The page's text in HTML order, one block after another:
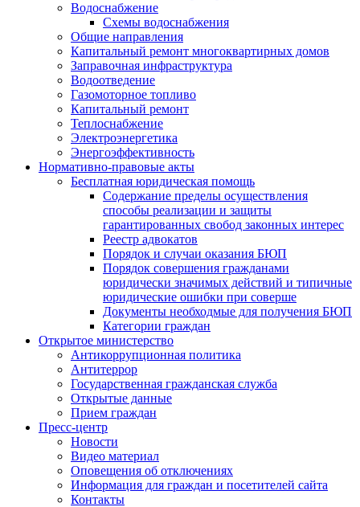
Водоснабжение
Схемы водоснабжения
Общие направления
Капитальный ремонт многоквартирных домов
Заправочная инфраструктура
Водоотведение
Газомоторное топливо
Капитальный ремонт
Теплоснабжение
Электроэнергетика
Энергоэффективность
Нормативно-правовые акты
Бесплатная юридическая помощь
Содержание пределы осуществления
способы реализации и защиты
гарантированных свобод законных интерес
Реестр адвокатов
Порядок и случаи оказания БЮП
Порядок совершения гражданами
юридически значимых действий и типичные
юридические ошибки при соверше
Документы необходмые для получения БЮП
Категории граждан
Открытое министерство
Антикоррупционная политика
Антитеррор
Государственная гражданская служба
Открытые данные
Прием граждан
Пресс-центр
Новости
Видео материал
Оповещения об отключениях
Информация для граждан и посетителей сайта
Контакты